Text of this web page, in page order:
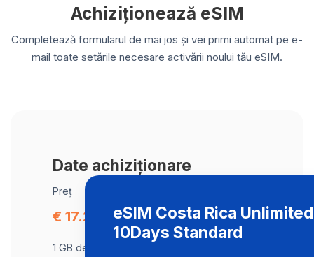
Achiziționează eSIM
Completează formularul de mai jos și vei primi automat pe e-
mail toate setările necesare activării noului tău eSIM.
Date achiziționare
Preț
€ 17.20
1 GB de date la viteză maximă, apoi trafic
eSIM Costa Rica Unlimited
10Days Standard